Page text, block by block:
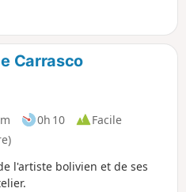
Carrasco
0h 10
Facile
l'artiste bolivien et de ses